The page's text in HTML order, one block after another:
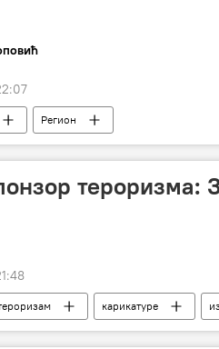
Регион
тероризма:
карикатуре